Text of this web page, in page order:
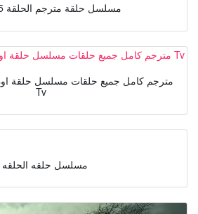
مسلسل حلقة مترجم الحلقة 5 الخامسة
Tv
مسلسل حلقه الحلقه 5